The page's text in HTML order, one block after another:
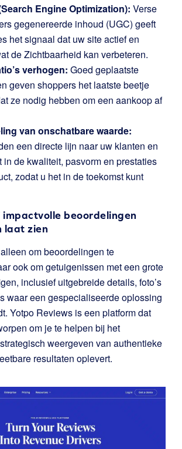
Engine Optimization): Verse
gegenereerde inhoud (UGC) geeft
het signaal dat uw site actief en
de Zichtbaarheid kan verbeteren.
verhogen: Goed geplaatste
geven shoppers het laatste beetje
ze nodig hebben om een aankoop af
van onschatbare waarde:
een directe lijn naar uw klanten en
in de kwaliteit, pasvorm en prestaties
zodat u het in de toekomst kunt
beoordelingen
laat zien
om beoordelingen te
ook om getuigenissen met een grote
inclusief uitgebreide details, foto’s
waar een gespecialiseerde oplossing
Yotpo Reviews is een platform dat
om je te helpen bij het
weergeven van authentieke
resultaten oplevert.